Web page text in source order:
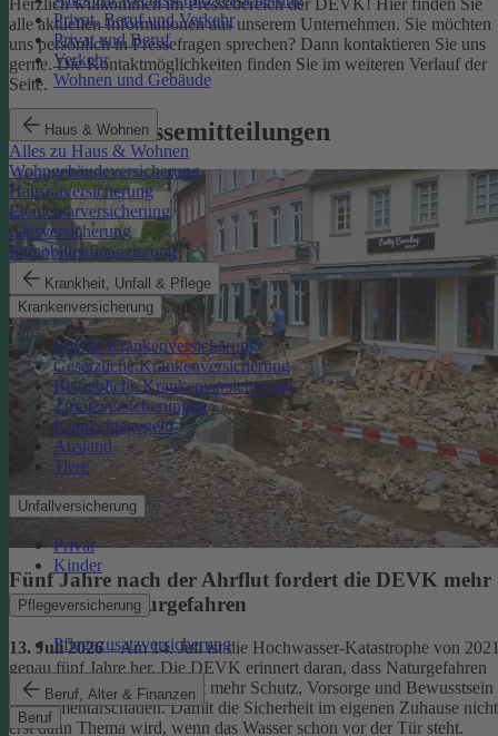
Privat, Beruf und Verkehr
Privat und Beruf
Verkehr
Wohnen und Gebäude
Haus & Wohnen
Alles zu Haus & Wohnen
Wohngebäudeversicherung
Hausratversicherung
Elementarversicherung
Glasversicherung
Immobilienfinanzierung
Krankheit, Unfall & Pflege
Krankenversicherung
Private Krankenversicherung
Gesetzliche Krankenversicherung
Betriebliche Krankenversicherung
Zusatzversicherungen
Krankentagegeld
Ausland
Tiere
Unfallversicherung
Privat
Kinder
Pflegeversicherung
Pflegezusatzversicherung
Beruf, Alter & Finanzen
Beruf
alle aktuellen Informationen aus unserem Unternehmen. Sie möchten
uns persönlich in Pressefragen sprechen? Dann kontaktieren Sie uns
gerne. Die Kontaktmöglichkeiten finden Sie im weiteren Verlauf der
Seite.
Aktuelle Pressemitteilungen
Fünf Jahre nach der Ahrflut fordert die DEVK mehr
Schutz vor Naturgefahren
13. Juli 2026– Am 14. Juli ist die Hochwasser-Katastrophe von
genau fünf Jahre her. Die DEVK erinnert daran, dass Naturgefahren
überall drohen – und fordert mehr Schutz, Vorsorge und Bewusstsein
für Elementarschäden. Damit die Sicherheit im eigenen Zuhause nicht
erst dann Thema wird, wenn das Wasser schon vor der Tür steht.